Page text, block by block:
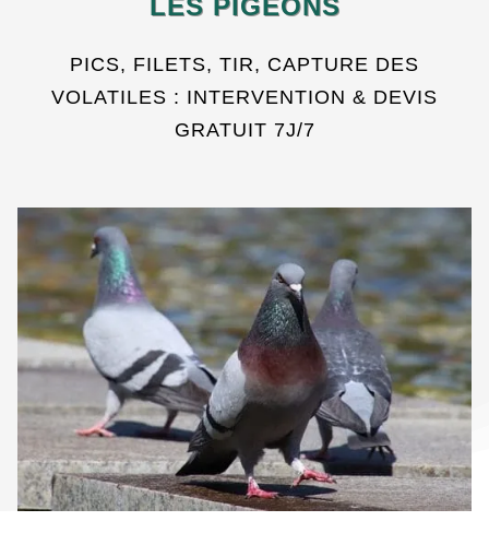
LES PIGEONS
PICS, FILETS, TIR, CAPTURE DES
VOLATILES : INTERVENTION & DEVIS
GRATUIT 7J/7